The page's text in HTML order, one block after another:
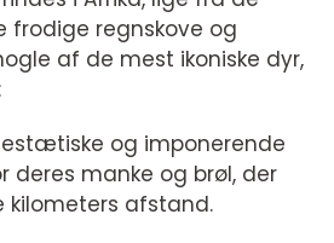
frodige regnskove og
af de mest ikoniske dyr,
og imponerende
deres manke og brøl, der
kilometers afstand.